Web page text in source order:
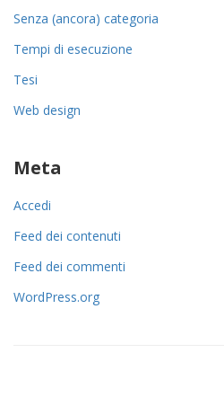
Senza (ancora) categoria
Tempi di esecuzione
Tesi
Web design
Meta
Accedi
Feed dei contenuti
Feed dei commenti
WordPress.org